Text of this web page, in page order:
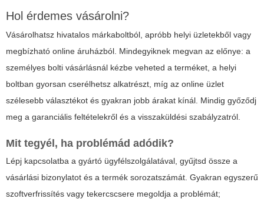
Hol érdemes vásárolni?
Vásárolhatsz hivatalos márkaboltból, apróbb helyi üzletekből vagy
megbízható online áruházból. Mindegyiknek megvan az előnye: a
személyes bolti vásárlásnál kézbe veheted a terméket, a helyi
boltban gyorsan cserélhetsz alkatrészt, míg az online üzlet
szélesebb választékot és gyakran jobb árakat kínál. Mindig győződj
meg a garanciális feltételekről és a visszaküldési szabályzatról.
Mit tegyél, ha problémád adódik?
Lépj kapcsolatba a gyártó ügyfélszolgálatával, gyűjtsd össze a
vásárlási bizonylatot és a termék sorozatszámát. Gyakran egyszerű
szoftverfrissítés vagy tekercscsere megoldja a problémát;